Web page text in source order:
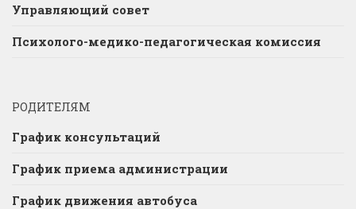
Управляющий совет
Психолого-медико-педагогическая комиссия
РОДИТЕЛЯМ
График консультаций
График приема администрации
График движения автобуса